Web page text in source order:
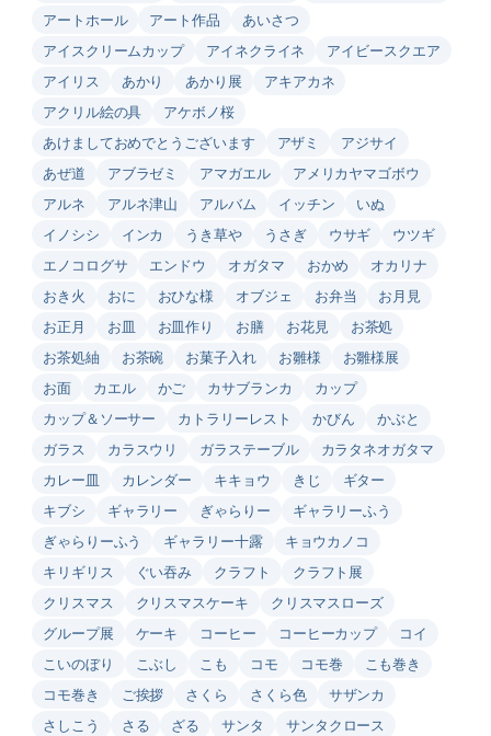
アートホール
アート作品
あいさつ
アイスクリームカップ
アイネクライネ
アイビースクエア
アイリス
あかり あかり展
アキアカネ
アクリル絵の具
アケボノ桜
あけましておめでとうございます
アザミ
アジサイ
あぜ道
アブラゼミ アマガエル
アメリカヤマゴボウ
アルネ
アルネ津山 アルバム イッチン
いぬ
イノシシ
インカ うき草や うさぎ ウサギ
ウツギ
エノコログサ
エンドウ オガタマ おかめ
オカリナ
おき火
おに おひな様 オブジェ お弁当
お月見
お正月
お皿 お皿作り お膳 お花見
お茶処
お茶処紬
お茶碗 お菓子入れ お雛様
お雛様展
お面
カエル かご カサブランカ
カップ
カップ＆ソーサー
カトラリーレスト かびん
かぶと
ガラス
カラスウリ ガラステーブル
カラタネオガタマ
カレー皿
カレンダー キキョウ きじ
ギター
キブシ
ギャラリー ぎゃらりー
ギャラリーふう
ぎゃらりーふう
ギャラリー十露
キョウカノコ
キリギリス
ぐい吞み クラフト
クラフト展
クリスマス
クリスマスケーキ
クリスマスローズ
グループ展
ケーキ コーヒー コーヒーカップ
コイ
こいのぼり
こぶし こも コモ コモ巻
こも巻き
コモ巻き
ご挨拶 さくら さくら色
サザンカ
さしこう
さる ざる サンタ サンタクロース